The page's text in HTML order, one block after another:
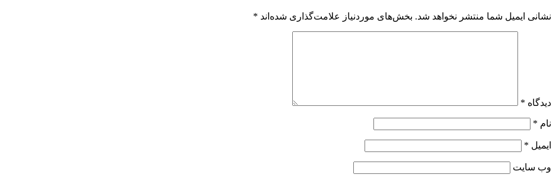
نشانی ایمیل شما منتشر نخواهد شد. بخش‌های موردنیاز علامت‌گذاری شده‌اند *
دیدگاه *
نام *
ایمیل *
وب‌ سایت